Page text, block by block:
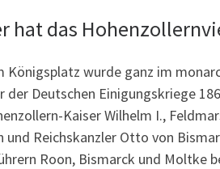
hat das
Königsplatz wurde ganz im
der Deutschen Einigungskriege
Kaiser Wilhelm I.,
und Reichskanzler Otto von
Roon, Bismarck und Moltke